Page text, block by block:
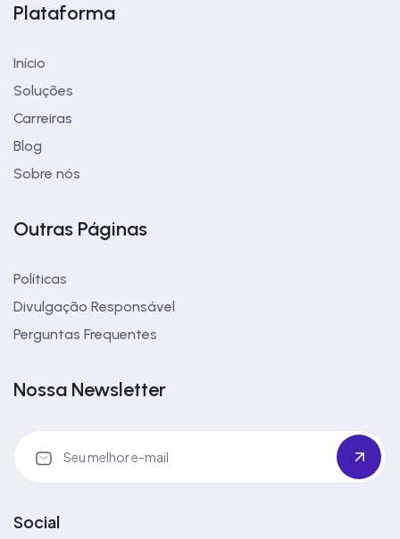
Plataforma
Início
Soluções
Carreiras
Blog
Sobre nós
Outras Páginas
Políticas
Divulgação Responsável
Perguntas Frequentes
Nossa Newsletter
Social